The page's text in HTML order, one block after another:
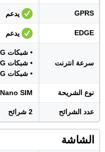
GPRS يدعم
EDGE يدعم
سرعة انترنت
• شبكات 3G تصل حتى 42 ميجابت
• شبكات 4G تصل حتى 2 جيجابت
• شبكات 5G تصل حتى 10 جيجابت
نوع الشريحة Nano SIM
عدد الشرائح 2 شرائح
الشاشة